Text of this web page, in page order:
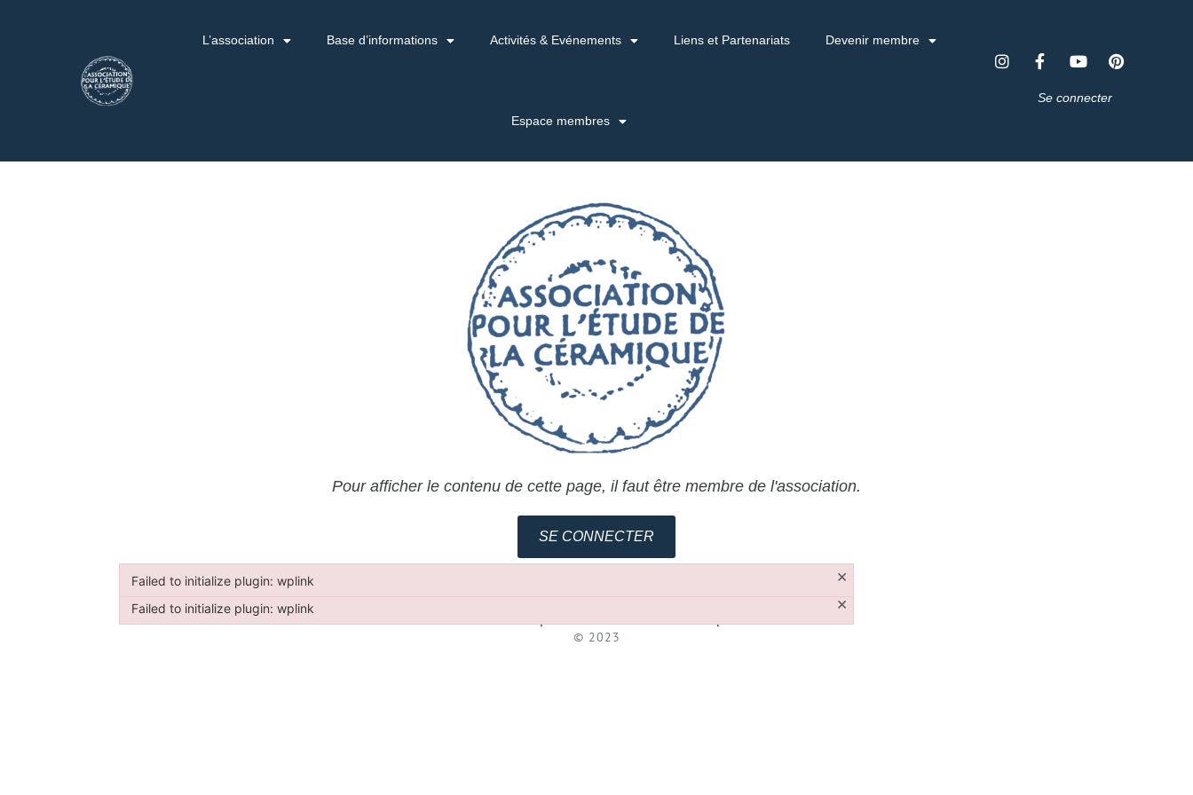
L’association Base d’informations Activités & Evénements Liens et Partenariats Devenir membre
Espace membres
Se connecter
Pour afficher le contenu de cette page, il faut être membre de l'association.
SE CONNECTER
© 2023
Failed to initialize plugin: wplink ×
Failed to initialize plugin: wplink
Failed to initialize plugin: wplink ×